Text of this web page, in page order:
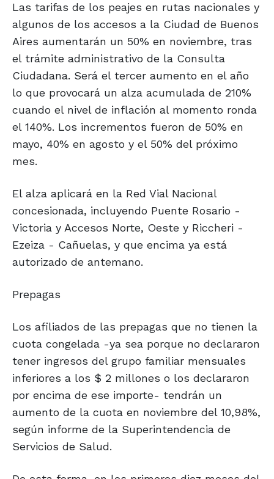
Las tarifas de los peajes en rutas nacionales y
algunos de los accesos a la Ciudad de Buenos
Aires aumentarán un 50% en noviembre, tras
el trámite administrativo de la Consulta
Ciudadana. Será el tercer aumento en el año
lo que provocará un alza acumulada de 210%
cuando el nivel de inflación al momento ronda
el 140%. Los incrementos fueron de 50% en
mayo, 40% en agosto y el 50% del próximo
mes.
El alza aplicará en la Red Vial Nacional
concesionada, incluyendo Puente Rosario -
Victoria y Accesos Norte, Oeste y Riccheri -
Ezeiza - Cañuelas, y que encima ya está
autorizado de antemano.
Prepagas
Los afiliados de las prepagas que no tienen la
cuota congelada -ya sea porque no declararon
tener ingresos del grupo familiar mensuales
inferiores a los $ 2 millones o los declararon
por encima de ese importe- tendrán un
aumento de la cuota en noviembre del 10,98%,
según informe de la Superintendencia de
Servicios de Salud.